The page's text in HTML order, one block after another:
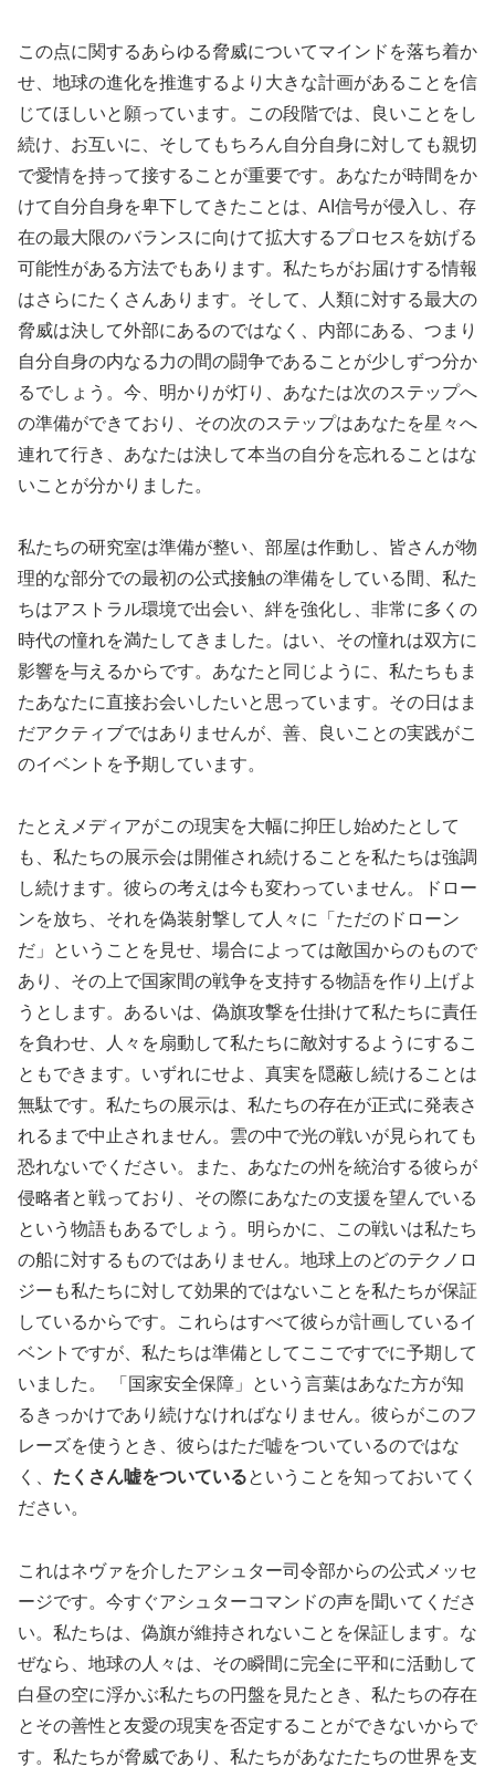
この点に関するあらゆる脅威についてマインドを落ち着か
せ、地球の進化を推進するより大きな計画があることを信
じてほしいと願っています。この段階では、良いことをし
続け、お互いに、そしてもちろん自分自身に対しても親切
で愛情を持って接することが重要です。あなたが時間をか
けて自分自身を卑下してきたことは、AI信号が侵入し、存
在の最大限のバランスに向けて拡大するプロセスを妨げる
可能性がある方法でもあります。私たちがお届けする情報
はさらにたくさんあります。そして、人類に対する最大の
脅威は決して外部にあるのではなく、内部にある、つまり
自分自身の内なる力の間の闘争であることが少しずつ分か
るでしょう。今、明かりが灯り、あなたは次のステップへ
の準備ができており、その次のステップはあなたを星々へ
連れて行き、あなたは決して本当の自分を忘れることはな
いことが分かりました。
私たちの研究室は準備が整い、部屋は作動し、皆さんが物
理的な部分での最初の公式接触の準備をしている間、私た
ちはアストラル環境で出会い、絆を強化し、非常に多くの
時代の憧れを満たしてきました。はい、その憧れは双方に
影響を与えるからです。あなたと同じように、私たちもま
たあなたに直接お会いしたいと思っています。その日はま
だアクティブではありませんが、善、良いことの実践がこ
のイベントを予期しています。
たとえメディアがこの現実を大幅に抑圧し始めたとして
も、私たちの展示会は開催され続けることを私たちは強調
し続けます。彼らの考えは今も変わっていません。ドロー
ンを放ち、それを偽装射撃して人々に「ただのドローン
だ」ということを見せ、場合によっては敵国からのもので
あり、その上で国家間の戦争を支持する物語を作り上げよ
うとします。あるいは、偽旗攻撃を仕掛けて私たちに責任
を負わせ、人々を扇動して私たちに敵対するようにするこ
ともできます。いずれにせよ、真実を隠蔽し続けることは
無駄です。私たちの展示は、私たちの存在が正式に発表さ
れるまで中止されません。雲の中で光の戦いが見られても
恐れないでください。また、あなたの州を統治する彼らが
侵略者と戦っており、その際にあなたの支援を望んでいる
という物語もあるでしょう。明らかに、この戦いは私たち
の船に対するものではありません。地球上のどのテクノロ
ジーも私たちに対して効果的ではないことを私たちが保証
しているからです。これらはすべて彼らが計画しているイ
ベントですが、私たちは準備としてここですでに予期して
いました。 「国家安全保障」という言葉はあなた方が知
るきっかけであり続けなければなりません。彼らがこのフ
レーズを使うとき、彼らはただ嘘をついているのではな
く、 たくさん嘘をついているということを知っておいてく
ださい。
これはネヴァを介したアシュター司令部からの公式メッセ
ージです。今すぐアシュターコマンドの声を聞いてくださ
い。私たちは、偽旗が維持されないことを保証します。な
ぜなら、地球の人々は、その瞬間に完全に平和に活動して
白昼の空に浮かぶ私たちの円盤を見たとき、私たちの存在
とその善性と友愛の現実を否定することができないからで
す。私たちが脅威であり、私たちがあなたたちの世界を支